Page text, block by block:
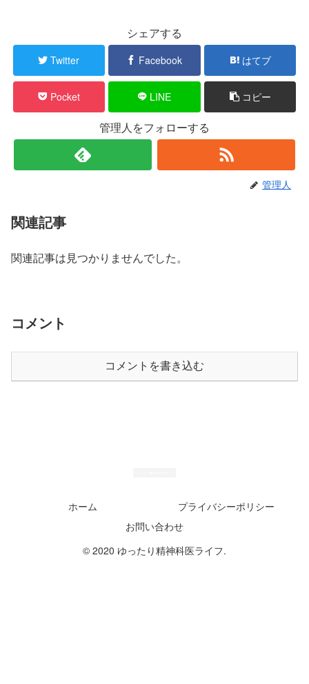
シェアする
Twitter Facebook はてブ
Pocket LINE コピー
管理人をフォローする
管理人
関連記事
関連記事は見つかりませんでした。
コメント
コメントを書き込む
ホーム
プライバシーポリシー
お問い合わせ
© 2020 ゆったり精神科医ライフ.